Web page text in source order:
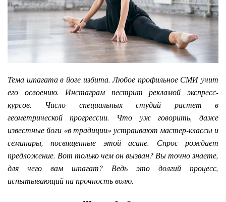
Тема шпагата в йоге избита. Любое профильное СМИ учит
его освоению. Инстаграм пестрит рекламой экспресс-
курсов. Число специальных студий растет в
геометрической прогрессии. Что уж говорить, даже
известные йоги «в традиции» устраивают мастер-классы и
семинары, посвященные этой асане. Спрос рождает
предложение. Вот только чем он вызван? Вы точно знаете,
для чего вам шпагат? Ведь это долгий процесс,
испытывающий на прочность волю.